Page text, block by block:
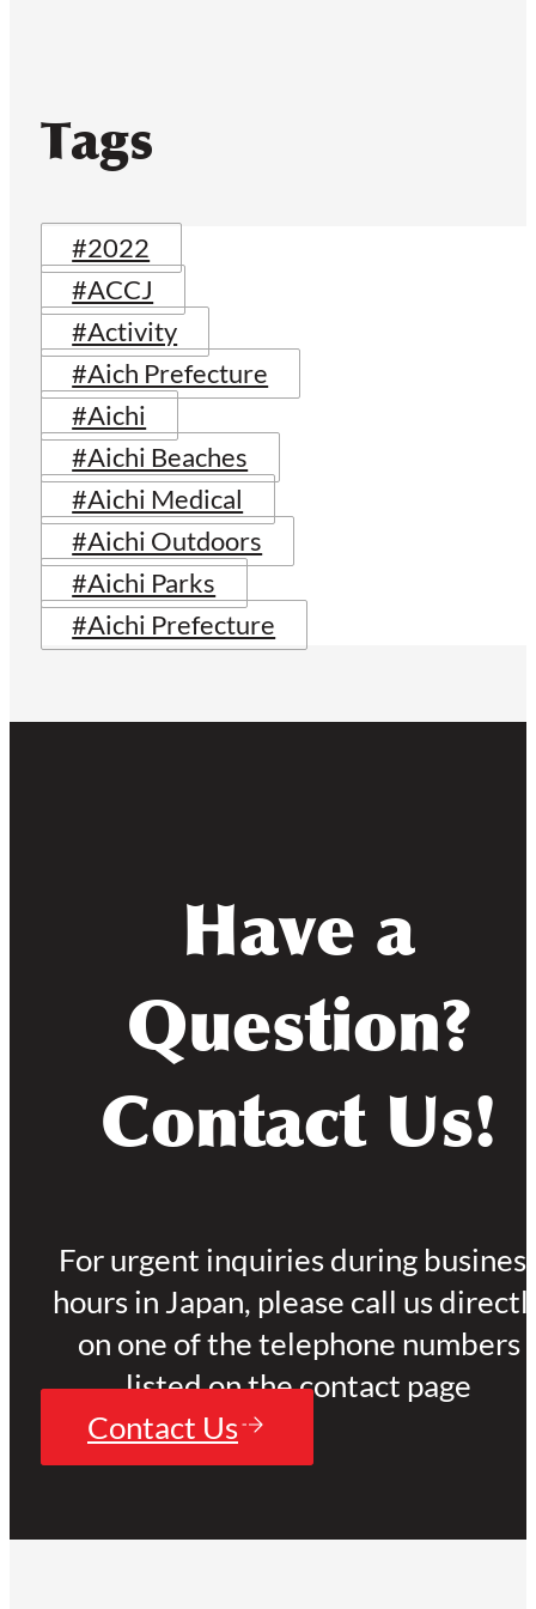
Tags
#2022
#ACCJ
#Activity
#Aich Prefecture
#Aichi
#Aichi Beaches
#Aichi Medical
#Aichi Outdoors
#Aichi Parks
#Aichi Prefecture
Have a
Question?
Contact Us!
For urgent inquiries during
hours in Japan, please call us
on one of the telephone numbers
listed on the contact page
Contact Us